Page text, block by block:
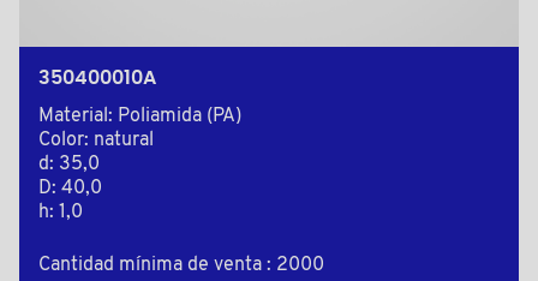
350400010A
Material: Poliamida (PA)
Color: natural
d: 35,0
D: 40,0
h: 1,0
Cantidad mínima de venta : 2000